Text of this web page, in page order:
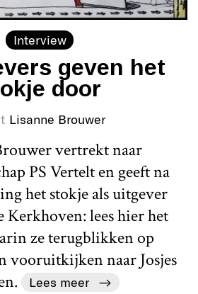
Interview
geven het
door
Lisanne Brouwer
vertrekt naar
PS Vertelt en geeft na
het stokje als uitgever
Kerkhoven: lees hier het
ze terugblikken op
vooruitkijken naar Josjes
Lees meer